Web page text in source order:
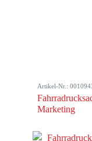
Artikel-Nr.:
Marketing